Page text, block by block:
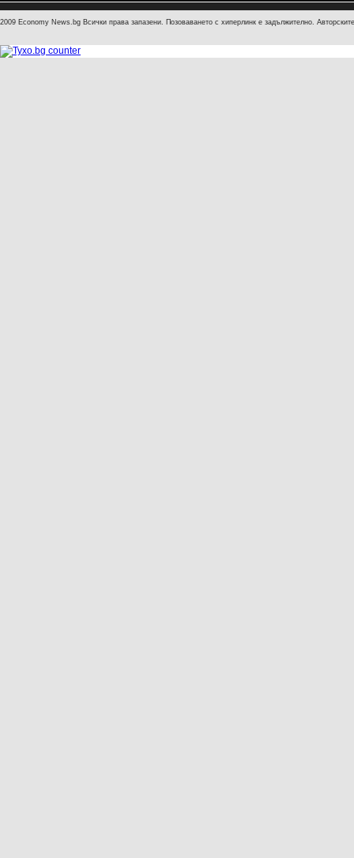
2009 Economy News.bg Всички права запазени. Позоваването с хиперлинк е задължително.